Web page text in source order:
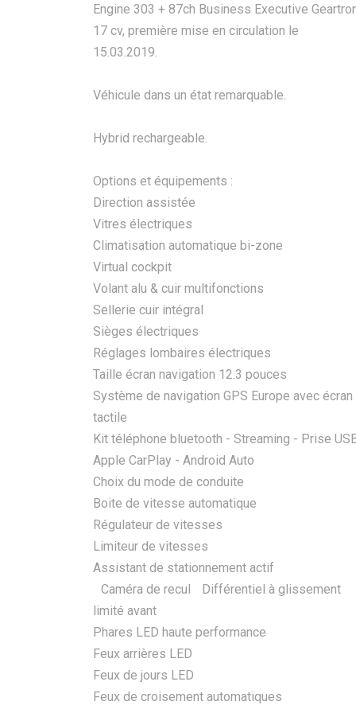
Engine 303 + 87ch Business Executive
17 cv, première mise en circulation le
15.03.2019.
Véhicule dans un état remarquable.
Hybrid rechargeable.
Options et équipements :
Direction assistée
Vitres électriques
Climatisation automatique bi-zone
Virtual cockpit
Volant alu & cuir multifonctions
Sellerie cuir intégral
Sièges électriques
Réglages lombaires électriques
Taille écran navigation 12.3 pouces
Système de navigation GPS Europe avec écran
tactile
Kit téléphone bluetooth - Streaming - Prise
Apple CarPlay - Android Auto
Choix du mode de conduite
Boite de vitesse automatique
Régulateur de vitesses
Limiteur de vitesses
Assistant de stationnement actif
Caméra de recul Différentiel à glissement
limité avant
Phares LED haute performance
Feux arrières LED
Feux de jours LED
Feux de croisement automatiques